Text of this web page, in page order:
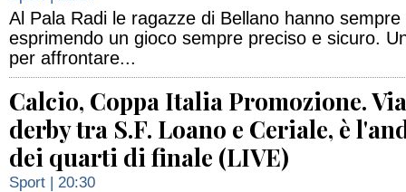
Al Pala Radi le ragazze di Bellano hanno
esprimendo un gioco sempre preciso e sicuro.
per affrontare...
Calcio, Coppa Italia Promozione.
derby tra S.F. Loano e Ceriale, è
dei quarti di finale (LIVE)
Sport | 20:30